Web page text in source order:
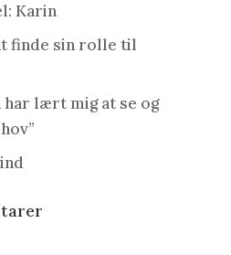
Karin
finde sin rolle til
lært mig at se og